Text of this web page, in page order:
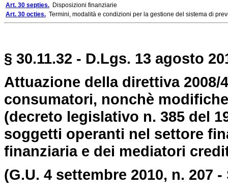
Art. 30 septies. Disposizioni finanziarie
Art. 30 octies. Termini, modalità e condizioni per la gestione del sistema di
§ 30.11.32 - D.Lgs. 13 agosto
Attuazione della direttiva
consumatori, nonchè
(decreto legislativo n. 385 del
soggetti operanti nel settore
finanziaria e dei mediatori
(G.U. 4 settembre 2010, n. 207 -